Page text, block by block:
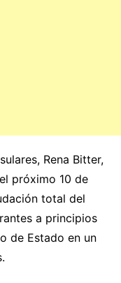
Rena Bitter,
próximo 10 de
total del
a principios
de Estado en un